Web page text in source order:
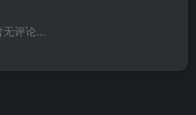
无评论...